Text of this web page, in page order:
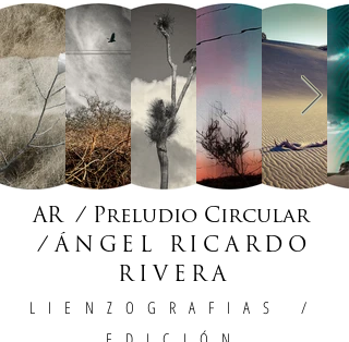
AR / Preludio Circular
/ÁNGEL RICARDO
RIVERA
LIENZOGRAFIAS
/